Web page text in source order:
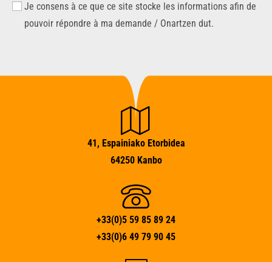
Je consens à ce que ce site stocke les informations afin de
pouvoir répondre à ma demande / Onartzen dut.
41, Espainiako Etorbidea
64250 Kanbo
+33(0)5 59 85 89 24
+33(0)6 49 79 90 45